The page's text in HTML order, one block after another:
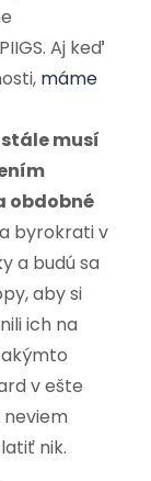
Aj keď
máme
musí
obdobné
byrokrati v
a budú sa
aby si
ich na
v ešte
nik.